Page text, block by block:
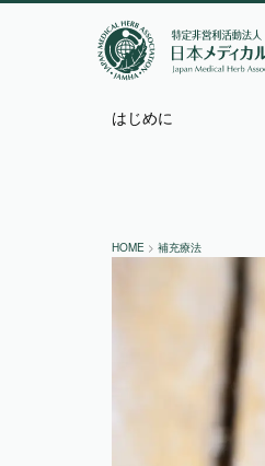
はじめに
HOME > 補充療法